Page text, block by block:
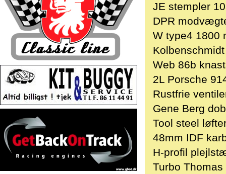
JE stempler
DPR
W type4 1800
Web 86b
2L Porsche
Rustfrie
Gene Berg
Tool steel
48mm IDF
H-profil
Turbo